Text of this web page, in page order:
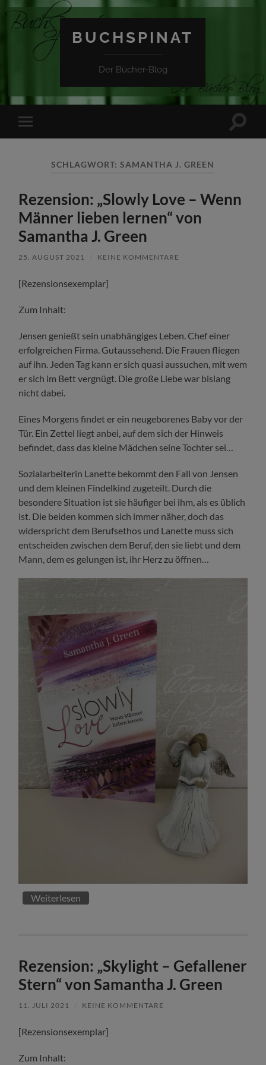
BUCHSPINAT
Der Bücher-Blog
Mobile-
Menü
SCHLAGWORT:SAMANTHA J. GREEN
Rezension: „Slowly Love – Wenn
Männer lieben lernen“ von
Samantha J. Green
25. AUGUST 2021 KEINE KOMMENTARE
[Rezensionsexemplar]
Zum Inhalt:
Jensen genießt sein unabhängiges Leben. Chef einer
erfolgreichen Firma. Gutaussehend. Die Frauen fliegen
auf ihn. Jeden Tag kann er sich quasi aussuchen, mit wem
er sich im Bett vergnügt. Die große Liebe war bislang
nicht dabei.
Eines Morgens findet er ein neugeborenes Baby vor der
Tür. Ein Zettel liegt anbei, auf dem sich der Hinweis
befindet, dass das kleine Mädchen seine Tochter sei…
Sozialarbeiterin Lanette bekommt den Fall von Jensen
und dem kleinen Findelkind zugeteilt. Durch die
besondere Situation ist sie häufiger bei ihm, als es üblich
ist. Die beiden kommen sich immer näher, doch das
widerspricht dem Berufsethos und Lanette muss sich
entscheiden zwischen dem Beruf, den sie liebt und dem
Mann, dem es gelungen ist, ihr Herz zu öffnen…
Weiterlesen
Rezension: „Skylight – Gefallener
Stern“ von Samantha J. Green
11. JULI 2021 KEINE KOMMENTARE
[Rezensionsexemplar]
Zum Inhalt: